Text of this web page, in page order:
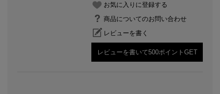
お気に入りに登録する
商品についてのお問い合わせ
レビューを書く
レビューを書いて500ポイントGET